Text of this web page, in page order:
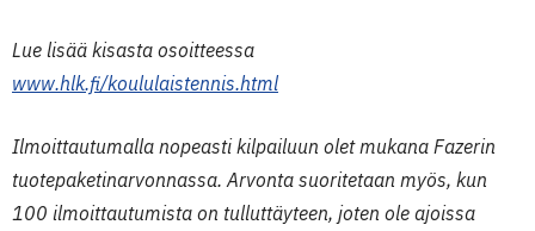
Lue lisää kisasta osoitteessa
www.hlk.fi/koululaistennis.html
Ilmoittautumalla nopeasti kilpailuun olet mukana Fazerin
tuotepaketinarvonnassa. Arvonta suoritetaan myös, kun
100 ilmoittautumista on tulluttäyteen, joten ole ajoissa